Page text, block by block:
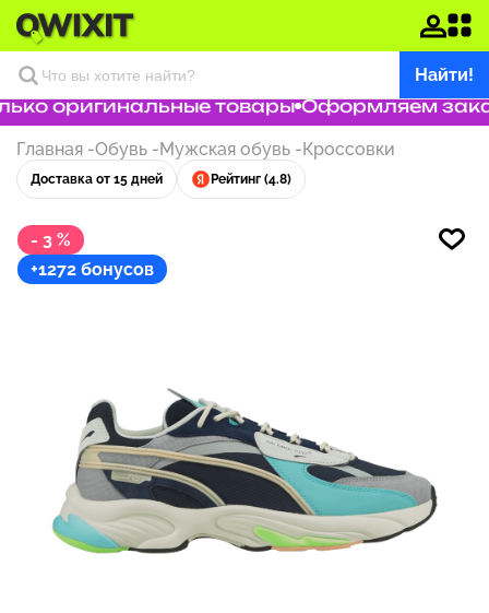
Найти!
оригинальные товары Оформляем заказ
Главная -Обувь -Мужская обувь -Кроссовки
Доставка от 15 дней Рейтинг (4.8)
- 3 %
+1272 бонусов